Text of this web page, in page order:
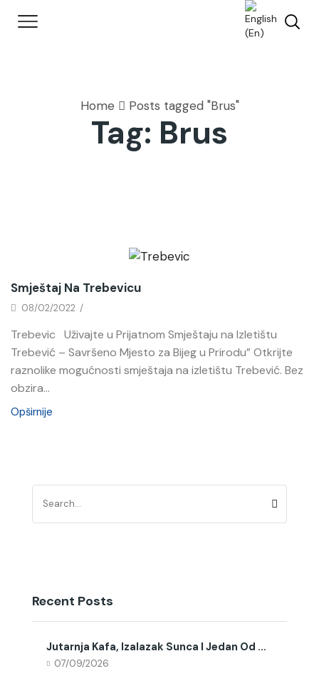
Home Posts tagged "Brus"
Tag: Brus
Smještaj Na Trebevicu
08/02/2022 /
Trebevic Uživajte u Prijatnom Smještaju na Izletištu
Trebević – Savršeno Mjesto za Bijeg u Prirodu” Otkrijte
raznolike mogućnosti smještaja na izletištu Trebević. Bez
obzira...
Opširnije
Recent Posts
Jutarnja Kafa, Izalazak Sunca I Jedan Od ...
07/09/2026